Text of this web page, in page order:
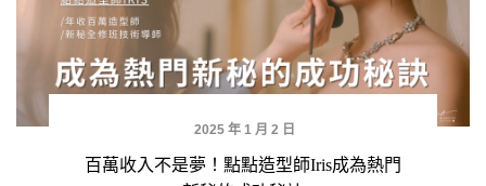
2025 年 1 月 2 日
百萬收入不是夢！點點造型師Iris成為熱門